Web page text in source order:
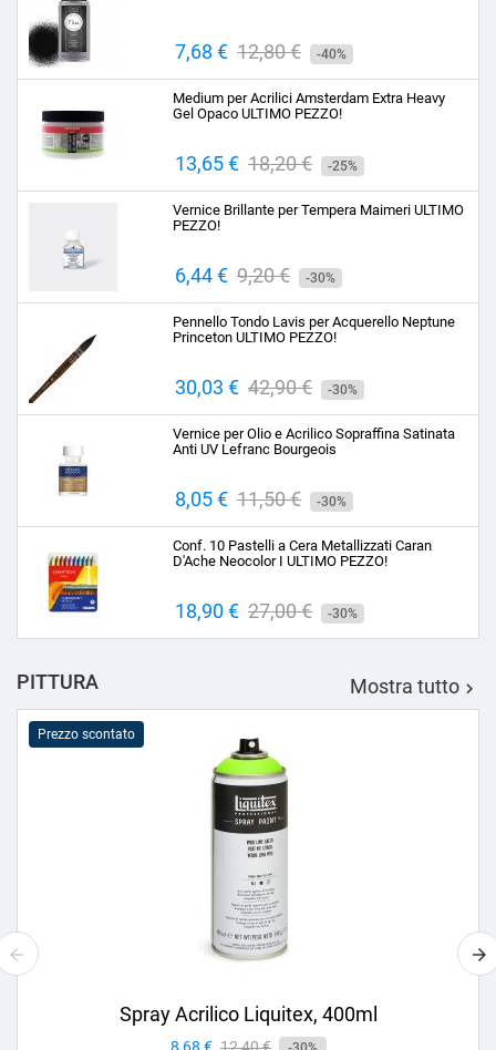
Prezzo
7,68 € Prezzo
base
12,80 € -40%
Medium per Acrilici Amsterdam Extra Heavy
Gel Opaco ULTIMO PEZZO!
Prezzo
13,65 € Prezzo
base
18,20 € -25%
Vernice Brillante per Tempera Maimeri ULTIMO
PEZZO!
Prezzo
6,44 € Prezzo
base
9,20 € -30%
Pennello Tondo Lavis per Acquerello Neptune
Princeton ULTIMO PEZZO!
Prezzo
30,03 € Prezzo
base
42,90 € -30%
Vernice per Olio e Acrilico Sopraffina Satinata
Anti UV Lefranc Bourgeois
Prezzo
8,05 € Prezzo
base
11,50 € -30%
Conf. 10 Pastelli a Cera Metallizzati Caran
D'Ache Neocolor I ULTIMO PEZZO!
Prezzo
18,90 € Prezzo
base
27,00 € -30%
PITTURA Mostra tutto 
Prezzo scontato
Spray Acrilico Liquitex, 400ml